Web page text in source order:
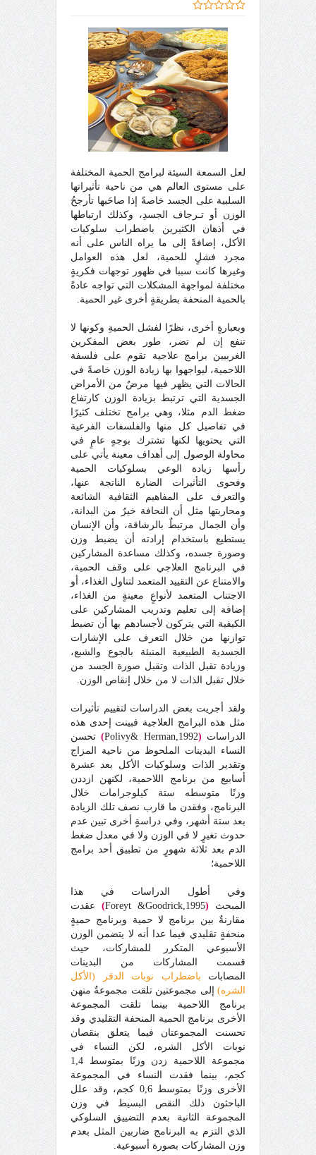
لعل السمعة السيئة لبرامج الحمية المختلفة
على مستوى العالم هي من ناحية تأثيراتها
السلبية على الجسد خاصةً إذا صاحَبها تأرجحُ
الوزن أو تـرجاف الجسدِ، وكذلك ارتباطها
في أذهان الكثيرين باضطراب سلوكيات
الأكل، إضافةً إلى ما يراه الناس على أنه
مجرد فشلٍ للحمية، لعل هذه العوامل
وغيرها كانت سببا في ظهور توجهات فكريةٍ
مختلفة لمواجهة المشكلات التي تواجه عادةً
بالحمية المنحفة بطريقةٍ أخرى غير الحمية.
وبعبارةٍ أخرى، نظرًا لفشل الحميةِ وكونها لا
تنفع إن لم تضر، طور بعض المفكرين
الغربيين برامج علاجية تقوم على فلسفة
اللاحمية، ليواجهوا بها زيادة الوزن خاصةً في
الحالات التي يظهر فيها مرضٌ من الأمراض
الجسدية التي ترتبط بزيادة الوزن كارتفاع
ضغط الدم مثلا، وهي برامج تختلف كثيرًا
في تفاصيل كل منها والفلسفات الفرعية
التي يحتويها لكنها تشترك بوجهٍ عامٍ في
محاولة الوصول إلى أهداف معينة يأتي على
رأسها زيادة الوعي بسلوكيات الحمية
وفحوى التأثيرات الضارة الناتجة عنها،
والتعرف على المفاهيم الثقافية الشائعة
ومحاربتها مثل أن النحافة خيرٌ من البدانة،
وأن الجمال مرتبطٌ بالرشاقة، وأن الإنسان
يستطيع باستخدام إرادته أن يضبط وزن
وصورة جسده، وكذلك مساعدة المشاركين
في البرنامج العلاجي على وقف الحمية،
والامتناع عن التقييد المتعمد لتناول الغذاء، أو
الاجتناب المتعمد لأنواعٍ معينةٍ من الغذاء،
إضافة إلى تعليم وتدريب المشاركين على
الكيفية التي يتركون لأجسادهم بها أن تضبط
توازنها من خلال التعرف على الإشارات
الجسدية الطبيعية المنبئة بالجوع والشبع،
وزيادة تقبل الذات وتقبل صورة الجسد من
خلال تقبل الذات لا من خلال إنقاص الوزن.
ولقد أجريت بعض الدراسات لتقييم تأثيرات
مثل هذه البرامج العلاجية فبينت إحدى هذه
الدراسات (
Polivy& Herman,1992
)تحسن
النساء البدينات الملحوظ من ناحية المزاج
وتقدير الذات وسلوكيات الأكل بعد عشرة
أسابيع من برنامج اللاحمية، لكنهن ازددن
وزنًا متوسطه ستة كيلوجرامات خلال
البرنامج، وفقدن ما قارب نصف تلك الزيادة
بعد ستة أشهر، وفي دراسةٍ أخرى تبين عدم
حدوث تغيرٍ لا في الوزن ولا في معدل ضغط
الدم بعد ثلاثة شهورٍ من تطبيق أحد برامج
اللاحمية؛
وفي أطول الدراسات في هذا
المبحث (
Foreyt &Goodrick,1995
) عقدت
مقارنةٌ بين برنامج لا حمية وبرنامج حميةٍ
منحفةٍ تقليدي فيما عدا أنه لا يتضمن الوزن
الأسبوعي المتكرر للمشاركات، حيث
قسمت المشاركات من البدينات
المصابات باضطراب نوبات الدقر (الأكل
الشره) إلى مجموعتين تلقت مجموعةٌ منهن
برنامج اللاحمية بينما تلقت المجموعة
الأخرى برنامج الحمية المنحفة التقليدي وقد
تحسنت المجموعتان فيما يتعلق بنقصان
نوبات الأكل الشره، لكن النساء في
مجموعة اللاحمية زدن وزنًا بمتوسط 1,4
كجم، بينما فقدت النساء في المجموعة
الأخرى وزنًا بمتوسط 0,6 كجم، وقد علل
الباحثون ذلك النقص البسيط في وزن
المجموعة الثانية بعدم التضييق السلوكي
الذي التزم به البرنامج ضاربين المثل بعدم
وزن المشاركات بصورة أسبوعية.